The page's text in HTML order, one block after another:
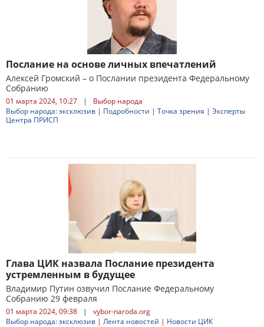
Послание на основе личных впечатлений
Алексей Громский – о Послании президента Федеральному
Собранию
01 марта 2024, 10:27 |
Выбор народа
Выбор народа: эксклюзив | Подробности | Точка зрения | Эксперты
Центра ПРИСП
Глава ЦИК назвала Послание президента
устремленным в будущее
Владимир Путин озвучил Послание Федеральному
Собранию 29 февраля
01 марта 2024, 09:38 |
vybor-naroda.org
Выбор народа: эксклюзив | Лента новостей | Новости ЦИК